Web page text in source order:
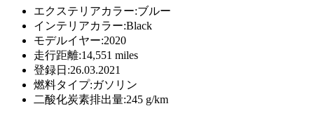
エクステリアカラー:ブルー
インテリアカラー:Black
モデルイヤー:2020
走行距離:14,551 miles
登録日:26.03.2021
燃料タイプ:ガソリン
二酸化炭素排出量:245 g/km